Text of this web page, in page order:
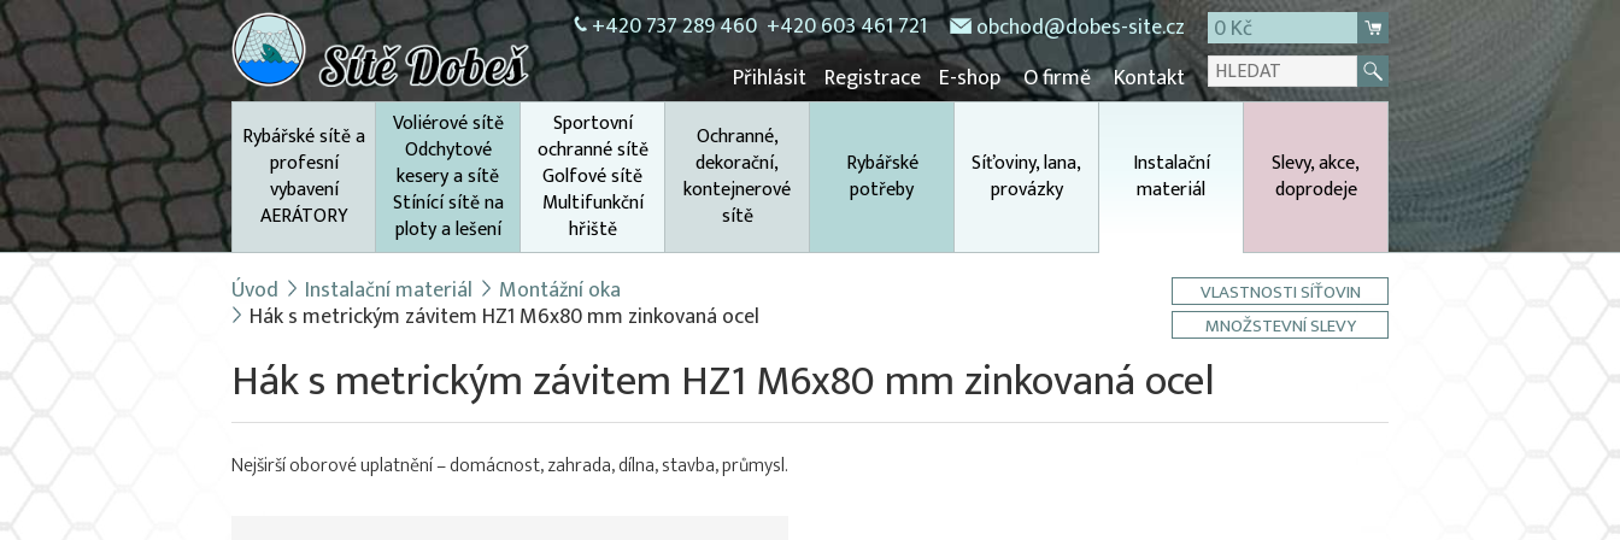
+420 737 289 460 +420 603 461 721 obchod@dobes-site.cz
0 Kč
Přihlásit Registrace E-shop O firmě Kontakt
Rybářské sítě a
profesní
vybavení
AERÁTORY
Voliérové sítě
Odchytové
kesery a sítě
Stínící sítě na
ploty a lešení
Sportovní
ochranné sítě
Golfové sítě
Multifunkční
hřiště
Ochranné,
dekorační,
kontejnerové
sítě
Rybářské
potřeby
Síťoviny, lana,
provázky
Instalační
materiál
Slevy, akce,
doprodeje
Úvod Instalační materiál Montážní oka
Hák s metrickým závitem HZ1 M6x80 mm zinkovaná ocel
VLASTNOSTI SÍŤOVIN
MNOŽSTEVNÍ SLEVY
Hák s metrickým závitem HZ1 M6x80 mm zinkovaná ocel
Nejširší oborové uplatnění – domácnost, zahrada, dílna, stavba, průmysl.